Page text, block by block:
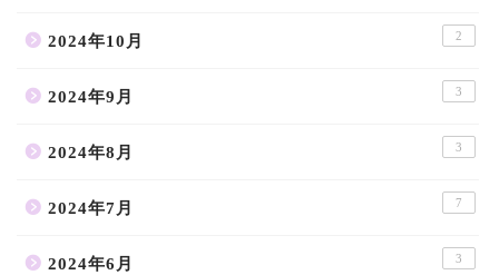
2024年10月 2
2024年9月 3
2024年8月 3
2024年7月 7
2024年6月 3